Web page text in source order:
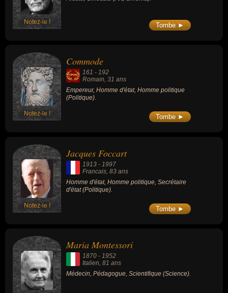
Notez-le ! Tombe ►
Notez-le !
Commode
161 - 192
Romain, 31 ans
Empereur, Homme d'état, Homme politique
(Politique).
Tombe ►
Notez-le !
Jacques Foccart
1913 - 1997
Francais , 83 ans
Homme d'état, Homme politique, Secrétaire
d'état (Politique).
Tombe ►
Maria Montessori
1870 - 1952
Italien, 81 ans
Médecin, Pédagogue, Scientifique (Science).